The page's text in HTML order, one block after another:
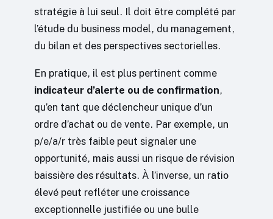
stratégie à lui seul. Il doit être complété par
l’étude du business model, du management,
du bilan et des perspectives sectorielles.
En pratique, il est plus pertinent comme
indicateur d’alerte ou de confirmation,
qu’en tant que déclencheur unique d’un
ordre d’achat ou de vente. Par exemple, un
p/e/a/r très faible peut signaler une
opportunité, mais aussi un risque de révision
baissière des résultats. À l’inverse, un ratio
élevé peut refléter une croissance
exceptionnelle justifiée ou une bulle